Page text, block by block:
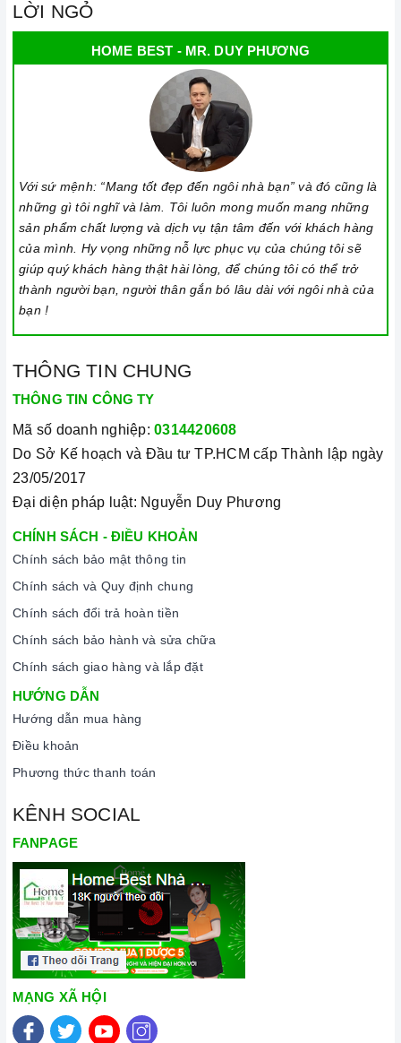
LỜI NGỎ
HOME BEST - MR. DUY PHƯƠNG
Với sứ mệnh: “Mang tốt đẹp đến ngôi nhà bạn” và đó cũng là
những gì tôi nghĩ và làm. Tôi luôn mong muốn mang những
sản phẩm chất lượng và dịch vụ tận tâm đến với khách hàng
của mình. Hy vọng những nỗ lực phục vụ của chúng tôi sẽ
giúp quý khách hàng thật hài lòng, để chúng tôi có thể trở
thành người bạn, người thân gắn bó lâu dài với ngôi nhà của
bạn !
THÔNG TIN CHUNG
THÔNG TIN CÔNG TY
Mã số doanh nghiệp: 0314420608
Do Sở Kế hoạch và Đầu tư TP.HCM cấp Thành lập ngày
23/05/2017
Đại diện pháp luật: Nguyễn Duy Phương
CHÍNH SÁCH - ĐIỀU KHOẢN
Chính sách bảo mật thông tin
Chính sách và Quy định chung
Chính sách đổi trả hoàn tiền
Chính sách bảo hành và sửa chữa
Chính sách giao hàng và lắp đặt
HƯỚNG DẪN
Hướng dẫn mua hàng
Điều khoản
Phương thức thanh toán
KÊNH SOCIAL
FANPAGE
MẠNG XÃ HỘI